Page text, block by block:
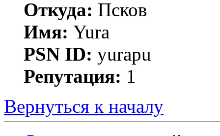
Откуда: Псков
Имя: Yura
PSN ID: yurapu
Репутация: 1
Вернуться к началу